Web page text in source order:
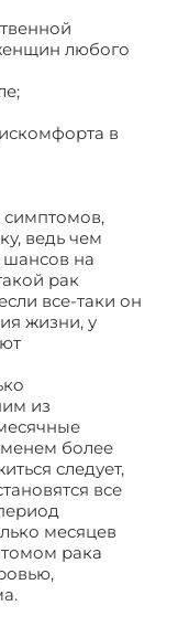
любого
в
симптомов,
ведь чем
шансов на
рак
все-таки он
жизни, у
из
более
следует,
все
месяцев
рака